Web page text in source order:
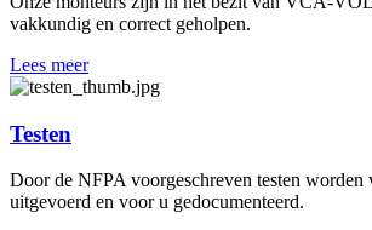
vakkundig en correct geholpen.
Lees meer
Testen
Door de NFPA voorgeschreven testen worden
uitgevoerd en voor u gedocumenteerd.